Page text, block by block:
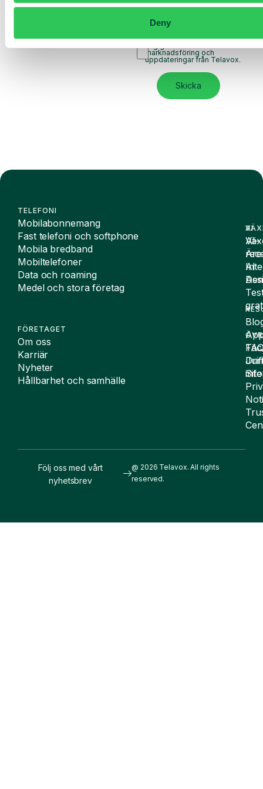
Deny
Noticeoch samtycker till
dess villkor.
marknadsföring och
uppdateringar från Telavox.
Skicka
TELEFONI
Mobilabonnemang
Fast telefoni och softphone
Mobila bredband
Mobiltelefoner
Data och roaming
Medel och stora företag
FÖRETAGET
Om oss
Karriär
Nyheter
Hållbarhet och samhälle
AI
AI-
AI
@ 2026 Telavox. All rights
reserved.
Följ oss med vårt
nyhetsbrev